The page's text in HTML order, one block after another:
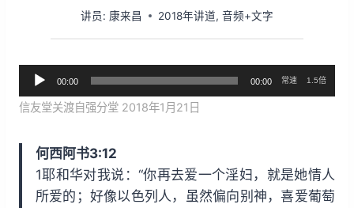
讲员: 康来昌 2018年讲道, 音频+文字
频
播
00:00 00:00 常速 1.5倍
信友堂关渡自强分堂 2018年1月21日
何西阿书3:12
1耶和华对我说：“你再去爱一个淫妇，就是她情人
所爱的；好像以色列人，虽然偏向别神，喜爱葡萄